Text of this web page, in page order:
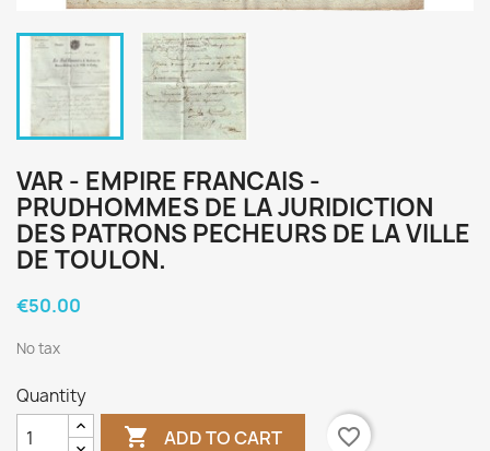
VAR - EMPIRE FRANCAIS -
PRUDHOMMES DE LA JURIDICTION
DES PATRONS PECHEURS DE LA VILLE
DE TOULON.
€50.00
No tax
Quantity
 ADD TO CART
favorite_border